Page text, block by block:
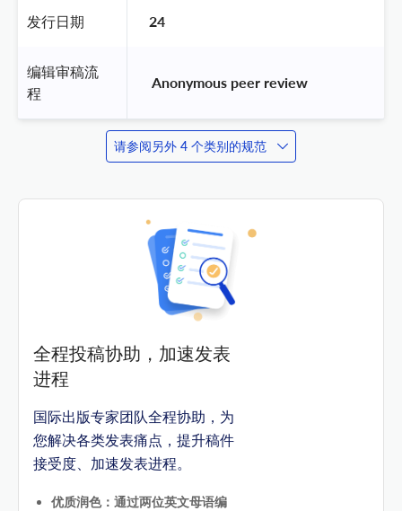
发行日期 24
编辑审稿流
程
Anonymous peer review
请参阅另外 4 个类别的规范
全程投稿协助，加速发表
进程
国际出版专家团队全程协助，为
您解决各类发表痛点，提升稿件
接受度、加速发表进程。
优质润色：通过两位英文母语编